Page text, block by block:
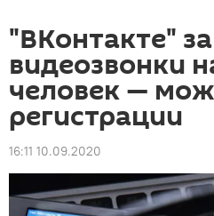
"ВКонтакте"
видеозвонки
человек —
регистрации
16:11 10.09.2020